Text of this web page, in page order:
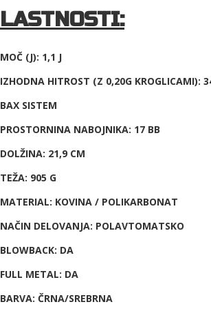
LASTNOSTI:
MOČ (J): 1,1 J
IZHODNA HITROST (Z 0,20G KROGLICAMI):
BAX SISTEM
PROSTORNINA NABOJNIKA: 17 BB
DOLŽINA: 21,9 CM
TEŽA: 905 G
MATERIAL: KOVINA / POLIKARBONAT
NAČIN DELOVANJA: POLAVTOMATSKO
BLOWBACK: DA
FULL METAL: DA
BARVA: ČRNA/SREBRNA